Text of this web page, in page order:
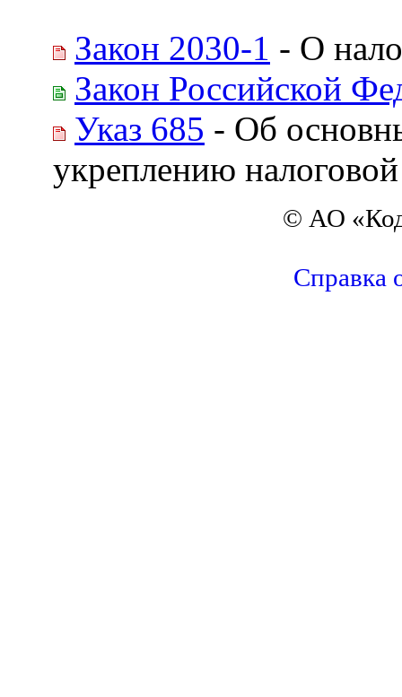
Закон 2030-1 - О
Закон Российской
Указ 685 - Об
укреплению
© АО
Справка